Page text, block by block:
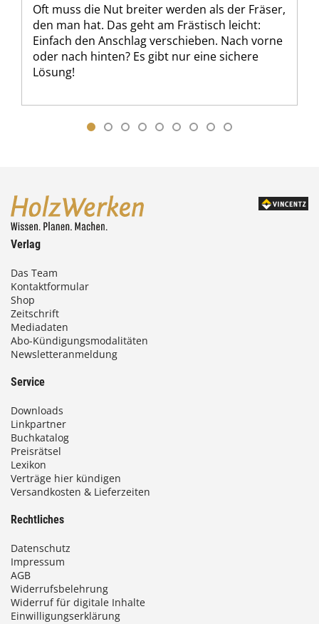
Oft muss die Nut breiter werden als der Fräser,
den man hat. Das geht am Frästisch leicht:
Einfach den Anschlag verschieben. Nach vorne
oder nach hinten? Es gibt nur eine sichere
Lösung!
Verlag
Das Team
Kontaktformular
Shop
Zeitschrift
Mediadaten
Abo-Kündigungsmodalitäten
Newsletteranmeldung
Service
Downloads
Linkpartner
Buchkatalog
Preisrätsel
Lexikon
Verträge hier kündigen
Versandkosten & Lieferzeiten
Rechtliches
Datenschutz
Impressum
AGB
Widerrufsbelehrung
Widerruf für digitale Inhalte
Einwilligungserklärung